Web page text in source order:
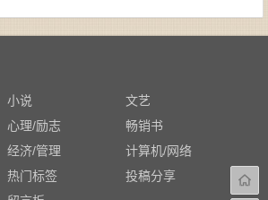
小说
文艺
心理/励志
畅销书
经济/管理
计算机/网络
热门标签
投稿分享